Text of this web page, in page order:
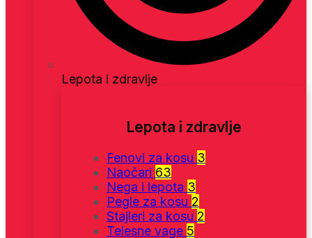
Lepota i zdravlje
Lepota i zdravlje
Fenovi za kosu 3
Naočari 63
Nega i lepota 3
Pegle za kosu 2
Stajleri za kosu 2
Telesne vage 5